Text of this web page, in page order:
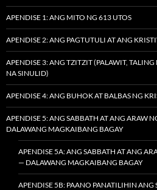
APENDISE 1: ANG MITO NG 613 UTOS
APENDISE 2: ANG PAGTUTULI AT ANG
APENDISE 3: ANG TZITZIT (PALAWIT,
NA SINULID)
APENDISE 4: ANG BUHOK AT BALBAS NG
APENDISE 5: ANG SABBATH AT ANG ARAW
DALAWANG MAGKAIBANG BAGAY
APENDISE 5A: ANG SABBATH AT ANG
— DALAWANG MAGKAIBANG BAGAY
APENDISE 5B: PAANO PANATILIHIN